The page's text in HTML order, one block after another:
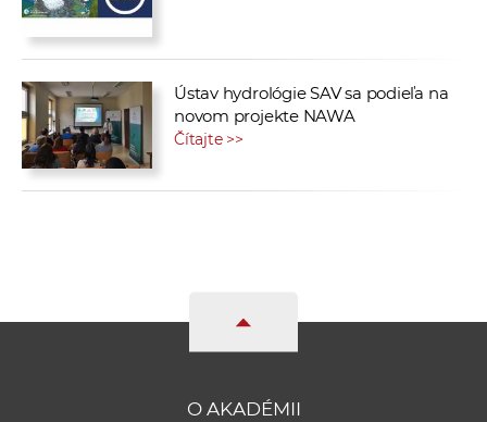
Ústav hydrológie SAV sa podieľa na
novom projekte NAWA
Čítajte >>
O AKADÉMII